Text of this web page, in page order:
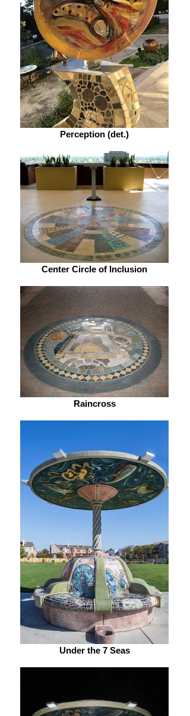
Perception (det.)
Center Circle of Inclusion
Raincross
Under the 7 Seas